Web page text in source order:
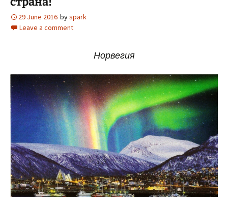
29 June 2016 byspark
Leave a comment
Норвегия